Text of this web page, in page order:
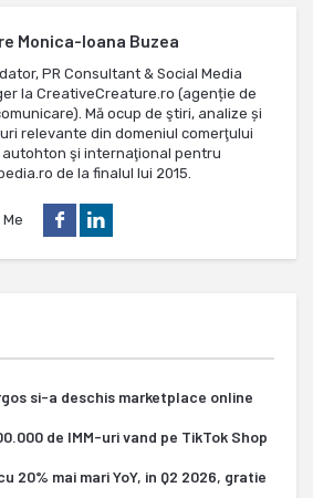
Monica-Ioana Buzea
PR Consultant & Social Media
la CreativeCreature.ro (agenție de
Mă ocup de ştiri, analize și
relevante din domeniul comerţului
şi internaţional pentru
de la finalul lui 2015.
si-a deschis marketplace online
de IMM-uri vand pe TikTok Shop
20% mai mari YoY, in Q2 2026, gratie